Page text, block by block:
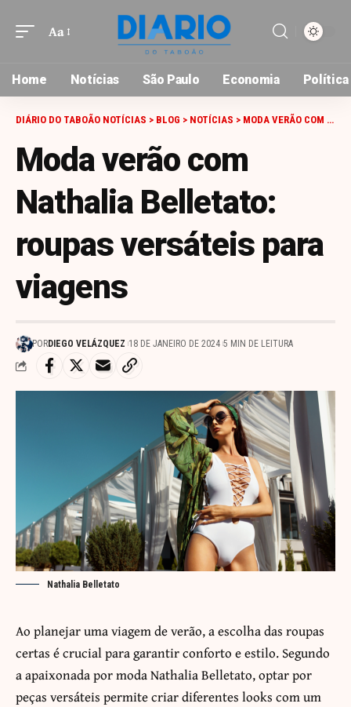
Font
Aa
Home Notícias São Paulo Economia Política
DIÁRIO DO TABOÃO NOTÍCIAS > BLOG > NOTÍCIAS > MODA VERÃO COM NATHALIA BELLETATO: ROUPAS VERSÁTEIS PARA VIAGENS
Moda verão com
Nathalia Belletato:
roupas versáteis para
viagens
PORDIEGO VELÁZQUEZ 18 DE JANEIRO DE 2024 5 MIN DE LEITURA
Nathalia Belletato
Ao planejar uma viagem de verão, a escolha das roupas
certas é crucial para garantir conforto e estilo. Segundo
a apaixonada por modaNathalia Belletato, optar por
peças versáteis permite criar diferentes looks com um